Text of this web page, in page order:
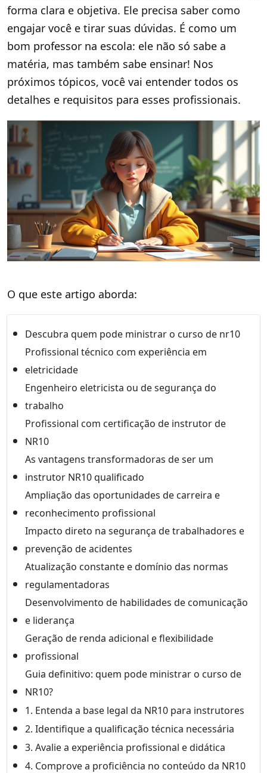
forma clara e objetiva. Ele precisa saber como
engajar você e tirar suas dúvidas. É como um
bom professor na escola: ele não só sabe a
matéria, mas também sabe ensinar! Nos
próximos tópicos, você vai entender todos os
detalhes e requisitos para esses profissionais.
O que este artigo aborda:
Descubra quem pode ministrar o curso de nr10
Profissional técnico com experiência em
eletricidade
Engenheiro eletricista ou de segurança do
trabalho
Profissional com certificação de instrutor de
NR10
As vantagens transformadoras de ser um
instrutor NR10 qualificado
Ampliação das oportunidades de carreira e
reconhecimento profissional
Impacto direto na segurança de trabalhadores e
prevenção de acidentes
Atualização constante e domínio das normas
regulamentadoras
Desenvolvimento de habilidades de comunicação
e liderança
Geração de renda adicional e flexibilidade
profissional
Guia definitivo: quem pode ministrar o curso de
NR10?
1. Entenda a base legal da NR10 para instrutores
2. Identifique a qualificação técnica necessária
3. Avalie a experiência profissional e didática
4. Comprove a proficiência no conteúdo da NR10